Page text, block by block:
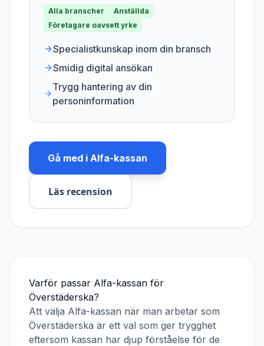
Alla branscher
Anställda
Företagare oavsett yrke
Specialistkunskap inom din bransch
Smidig digital ansökan
Trygg hantering av din
personinformation
Gå med i Alfa-kassan
Läs recension
Varför passar Alfa-kassan för
Överstäderska?
Att välja Alfa-kassan när man arbetar som
Överstäderska är ett val som ger trygghet
eftersom kassan har djup förståelse för de